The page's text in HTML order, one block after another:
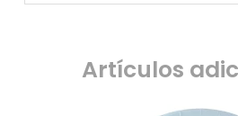
Artículos